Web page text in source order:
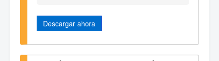
Descargar ahora